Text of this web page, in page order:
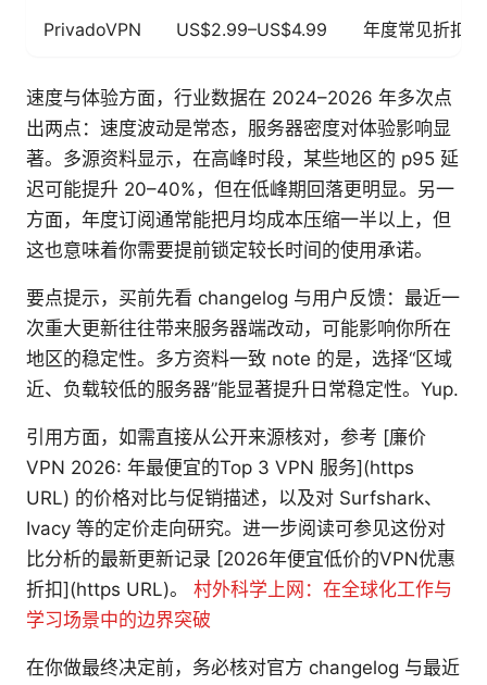
PrivadoVPN US$2.99–US$4.99 年度常见折扣
速度与体验方面，行业数据在 2024–2026 年多次点
出两点：速度波动是常态，服务器密度对体验影响显
著。多源资料显示，在高峰时段，某些地区的 p95 延
迟可能提升 20–40%，但在低峰期回落更明显。另一
方面，年度订阅通常能把月均成本压缩一半以上，但
这也意味着你需要提前锁定较长时间的使用承诺。
要点提示，买前先看 changelog 与用户反馈：最近一
次重大更新往往带来服务器端改动，可能影响你所在
地区的稳定性。多方资料一致 note 的是，选择“区域
近、负载较低的服务器”能显著提升日常稳定性。Yup.
引用方面，如需直接从公开来源核对，参考 [廉价
VPN 2026: 年最便宜的Top 3 VPN 服务](https
URL) 的价格对比与促销描述，以及对 Surfshark、
Ivacy 等的定价走向研究。进一步阅读可参见这份对
比分析的最新更新记录 [2026年便宜低价的VPN优惠
折扣](https URL)。 村外科学上网：在全球化工作与
学习场景中的边界突破
在你做最终决定前，务必核对官方 changelog 与最近